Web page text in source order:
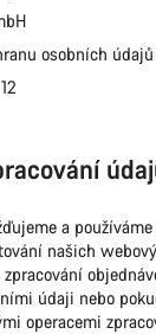
osobních
a
našich
zpracování
údaji nebo
operacemi